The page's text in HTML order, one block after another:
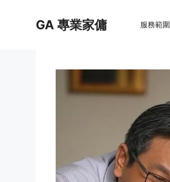
GA 專業家傭 服務範圍